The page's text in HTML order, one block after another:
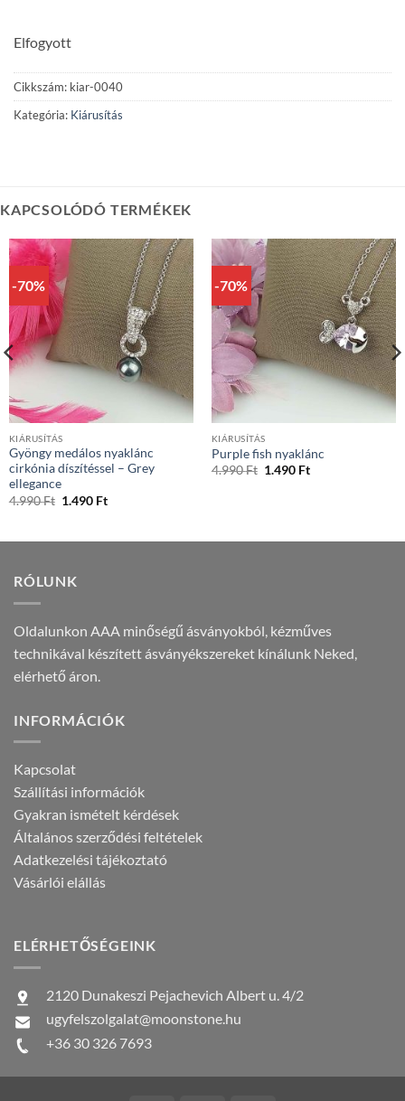
Elfogyott
Cikkszám: kiar-0040
Kategória: Kiárusítás
KAPCSOLÓDÓ TERMÉKEK
-70%
KIÁRUSÍTÁS
Gyöngy medálos nyaklánc
cirkónia díszítéssel – Grey
ellegance
4.990Ft Original
1.490 FtCurrent
-70%
KIÁRUSÍTÁS
Purple fish nyaklánc
4.990Ft Original
1.490 FtCurrent
RÓLUNK
Oldalunkon AAA minőségű ásványokból, kézműves
technikával készített ásványékszereket kínálunk Neked,
elérhető áron.
INFORMÁCIÓK
Kapcsolat
Szállítási információk
Gyakran ismételt kérdések
Általános szerződési feltételek
Adatkezelési tájékoztató
Vásárlói elállás
ELÉRHETŐSÉGEINK
2120 Dunakeszi Pejachevich Albert u. 4/2
ugyfelszolgalat@moonstone.hu
+36 30 326 7693